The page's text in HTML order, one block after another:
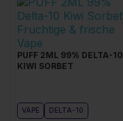
PUFF 2ML 99% DELTA-10
KIWI SORBET
VAPE DELTA-10